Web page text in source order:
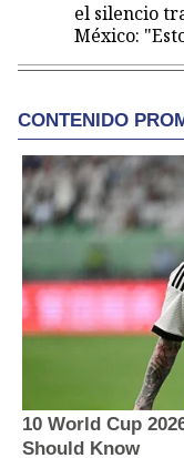
el silencio
México: